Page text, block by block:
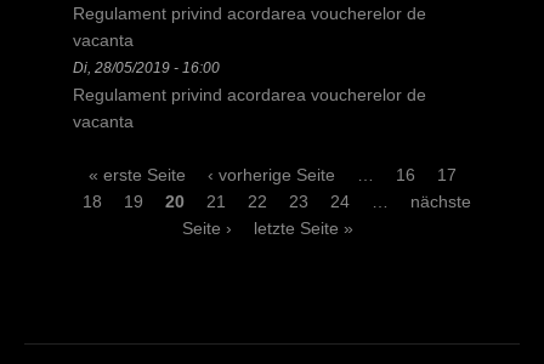
Regulament privind acordarea voucherelor de
vacanta
Di, 28/05/2019 - 16:00
Regulament privind acordarea voucherelor de
vacanta
S
e
« erste Seite ‹ vorherige Seite 16
17
18
19 20 21 22 23 24
nächste
Seite ›
letzte Seite »